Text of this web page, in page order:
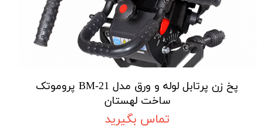
پخ زن پرتابل لوله و ورق مدل BM-21 پروموتک
ساخت لهستان
تماس بگیرید